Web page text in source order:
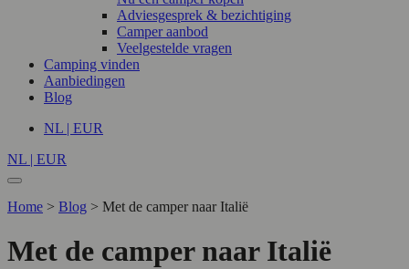
Adviesgesprek & bezichtiging
Camper aanbod
Veelgestelde vragen
Camping vinden
Aanbiedingen
Blog
NL | EUR
NL | EUR
Home > Blog > Met de camper naar Italië
Met de camper naar Italië